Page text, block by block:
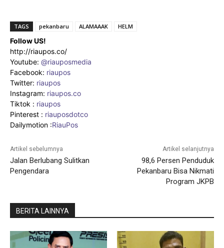
TAGS pekanbaru ALAMAAAK HELM
Follow US!
http://riaupos.co/
Youtube: @riauposmedia
Facebook: riaupos
Twitter: riaupos
Instagram: riaupos.co
Tiktok : riaupos
Pinterest : riauposdotco
Dailymotion :RiauPos
Artikel sebelumnya
Jalan Berlubang Sulitkan
Pengendara
Artikel selanjutnya
98,6 Persen Penduduk
Pekanbaru Bisa Nikmati
Program JKPB
BERITA LAINNYA